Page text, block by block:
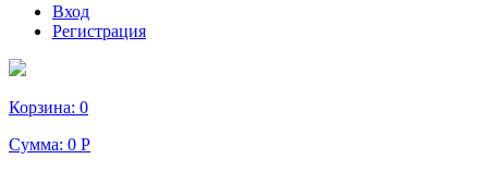
Вход
Регистрация
Корзина: 0
Сумма: 0 Р